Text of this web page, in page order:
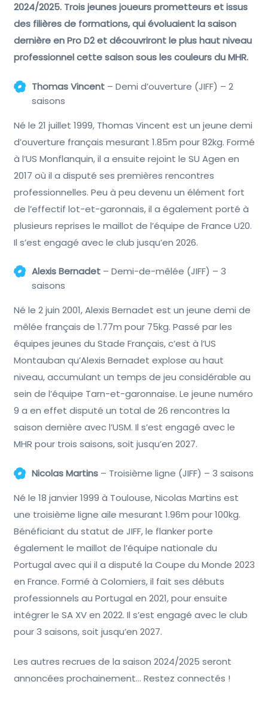
2024/2025. Trois jeunes joueurs prometteurs et issus
des filières de formations, qui évoluaient la saison
dernière en Pro D2 et découvriront le plus haut niveau
professionnel cette saison sous les couleurs du MHR.
Thomas Vincent – Demi d’ouverture (JIFF) – 2
saisons
Né le 21 juillet 1999, Thomas Vincent est un jeune demi
d’ouverture français mesurant 1.85m pour 82kg. Formé
à l’US Monflanquin, il a ensuite rejoint le SU Agen en
2017 où il a disputé ses premières rencontres
professionnelles. Peu à peu devenu un élément fort
de l’effectif lot-et-garonnais, il a également porté à
plusieurs reprises le maillot de l’équipe de France U20.
Il s’est engagé avec le club jusqu’en 2026.
Alexis Bernadet – Demi-de-mêlée (JIFF) – 3
saisons
Né le 2 juin 2001, Alexis Bernadet est un jeune demi de
mêlée français de 1.77m pour 75kg. Passé par les
équipes jeunes du Stade Français, c’est à l’US
Montauban qu’Alexis Bernadet explose au haut
niveau, accumulant un temps de jeu considérable au
sein de l’équipe Tarn-et-garonnaise. Le jeune numéro
9 a en effet disputé un total de 26 rencontres la
saison dernière avec l’USM. Il s’est engagé avec le
MHR pour trois saisons, soit jusqu’en 2027.
Nicolas Martins – Troisième ligne (JIFF) – 3 saisons
Né le 18 janvier 1999 à Toulouse, Nicolas Martins est
une troisième ligne aile mesurant 1.96m pour 100kg.
Bénéficiant du statut de JIFF, le flanker porte
également le maillot de l’équipe nationale du
Portugal avec qui il a disputé la Coupe du Monde 2023
en France. Formé à Colomiers, il fait ses débuts
professionnels au Portugal en 2021, pour ensuite
intégrer le SA XV en 2022. Il s’est engagé avec le club
pour 3 saisons, soit jusqu’en 2027.
Les autres recrues de la saison 2024/2025 seront
annoncées prochainement… Restez connectés !